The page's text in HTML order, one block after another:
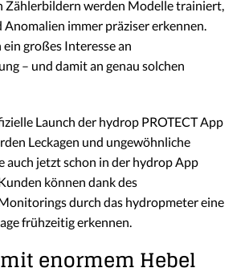
Zählerbildern werden Modelle trainiert,
Anomalien immer präziser erkennen.
großes Interesse an
– und damit an genau solchen
Launch der hydrop PROTECT App
Leckagen und ungewöhnliche
auch jetzt schon in der hydrop App
können dank des
durch das hydropmeter eine
frühzeitig erkennen.
enormem Hebel